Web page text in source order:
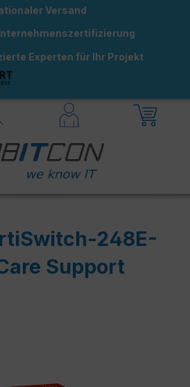
Versand
Experten für Ihr Projekt
248E-
Support